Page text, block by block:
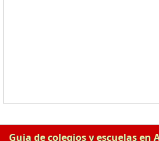
Guia de colegios y escuelas en